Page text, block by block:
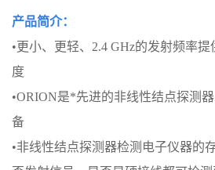
产品简介：
•更小、更轻、2.4 GHz的发射频率
度
•ORION是*先进的非线性结点探测
备
•非线性结点探测器检测电子仪器的